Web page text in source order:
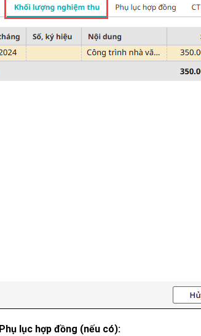
Phụ lục hợp đồng (nếu có):